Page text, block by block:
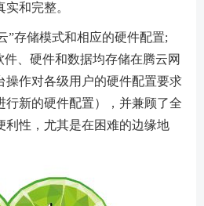
和完整。
”存储模式和相应的硬件配置;
件、硬件和数据均存储在腾云网
操作对各级用户的硬件配置要求
行新的硬件配置），并兼顾了全
利性，尤其是在困难的边缘地